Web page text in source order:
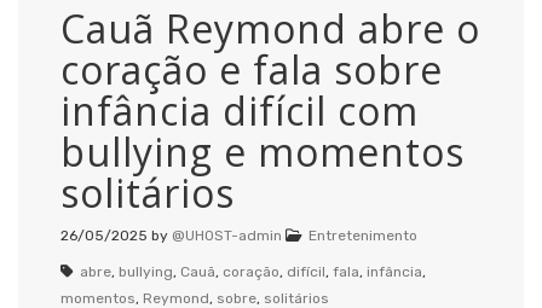
Cauã Reymond abre o
coração e fala sobre
infância difícil com
bullying e momentos
solitários
26/05/2025 by @UHOST-admin Entretenimento
abre, bullying, Cauã, coração, difícil, fala, infância,
momentos, Reymond, sobre, solitários